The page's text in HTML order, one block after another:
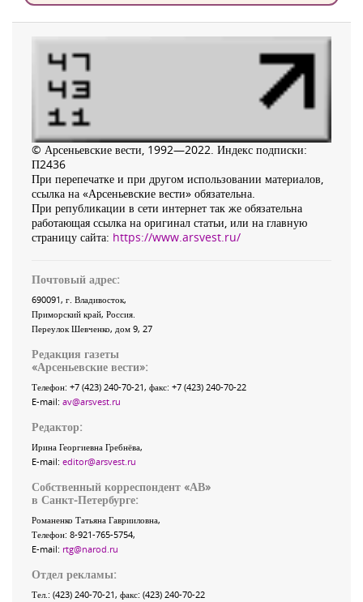
© Арсеньевские вести, 1992—2022. Индекс подписки:
П2436
При перепечатке и при другом использовании материалов,
ссылка на «Арсеньевские вести» обязательна.
При републикации в сети интернет так же обязательна
работающая ссылка на оригинал статьи, или на главную
страницу сайта: https://www.arsvest.ru/
Почтовый адрес:
690091, г. Владивосток,
Приморский край, Россия
Переулок Шевченко, дом 9, 27
Редакция газеты
«Арсеньевские вести»:
Телефон: +7 (423) 240-70-21, факс: +7 (423) 240-70-22
E-mail: av@arsvest.ru
Редактор:
Ирина Георгиевна Гребнёва,
E-mail: editor@arsvest.ru
Собственный корреспондент «АВ»
в Санкт-Петербурге:
Романенко Татьяна Гаврииловна,
Телефон: 8-921-765-5754,
E-mail: rtg@narod.ru
Отдел рекламы:
Тел.: (423) 240-70-21, факс: (423) 240-70-22